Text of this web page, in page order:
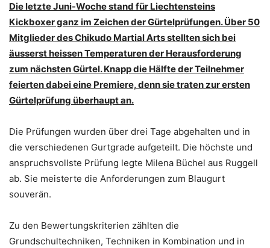
Die letzte Juni-Woche stand für Liechtensteins
Kickboxer ganz im Zeichen der Gürtelprüfungen. Über 50
Mitglieder des Chikudo Martial Arts stellten sich bei
äusserst heissen Temperaturen der Herausforderung
zum nächsten Gürtel. Knapp die Hälfte der Teilnehmer
feierten dabei eine Premiere, denn sie traten zur ersten
Gürtelprüfung überhaupt an.
Die Prüfungen wurden über drei Tage abgehalten und in
die verschiedenen Gurtgrade aufgeteilt. Die höchste und
anspruchsvollste Prüfung legte Milena Büchel aus Ruggell
ab. Sie meisterte die Anforderungen zum Blaugurt
souverän.
Zu den Bewertungskriterien zählten die
Grundschultechniken, Techniken in Kombination und in